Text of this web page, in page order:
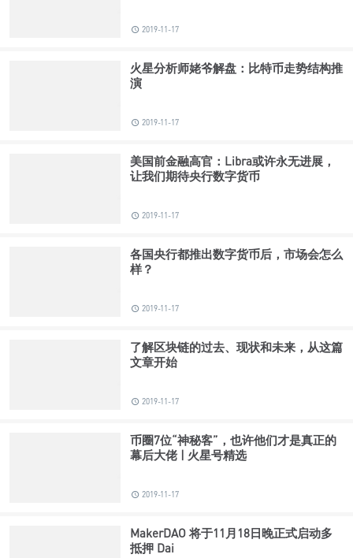
2019-11-17
火星分析师姥爷解盘：比特币走势结构推
演
2019-11-17
美国前金融高官：Libra或许永无进展，
让我们期待央行数字货币
2019-11-17
各国央行都推出数字货币后，市场会怎么
样？
2019-11-17
了解区块链的过去、现状和未来，从这篇
文章开始
2019-11-17
币圈7位“神秘客”，也许他们才是真正的
幕后大佬 | 火星号精选
2019-11-17
MakerDAO 将于11月18日晚正式启动多
抵押 Dai